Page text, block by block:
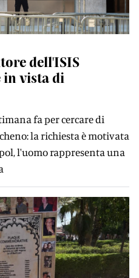
dell'ISIS
vista di
fa per cercare di
la richiesta è motivata
l'uomo rappresenta una